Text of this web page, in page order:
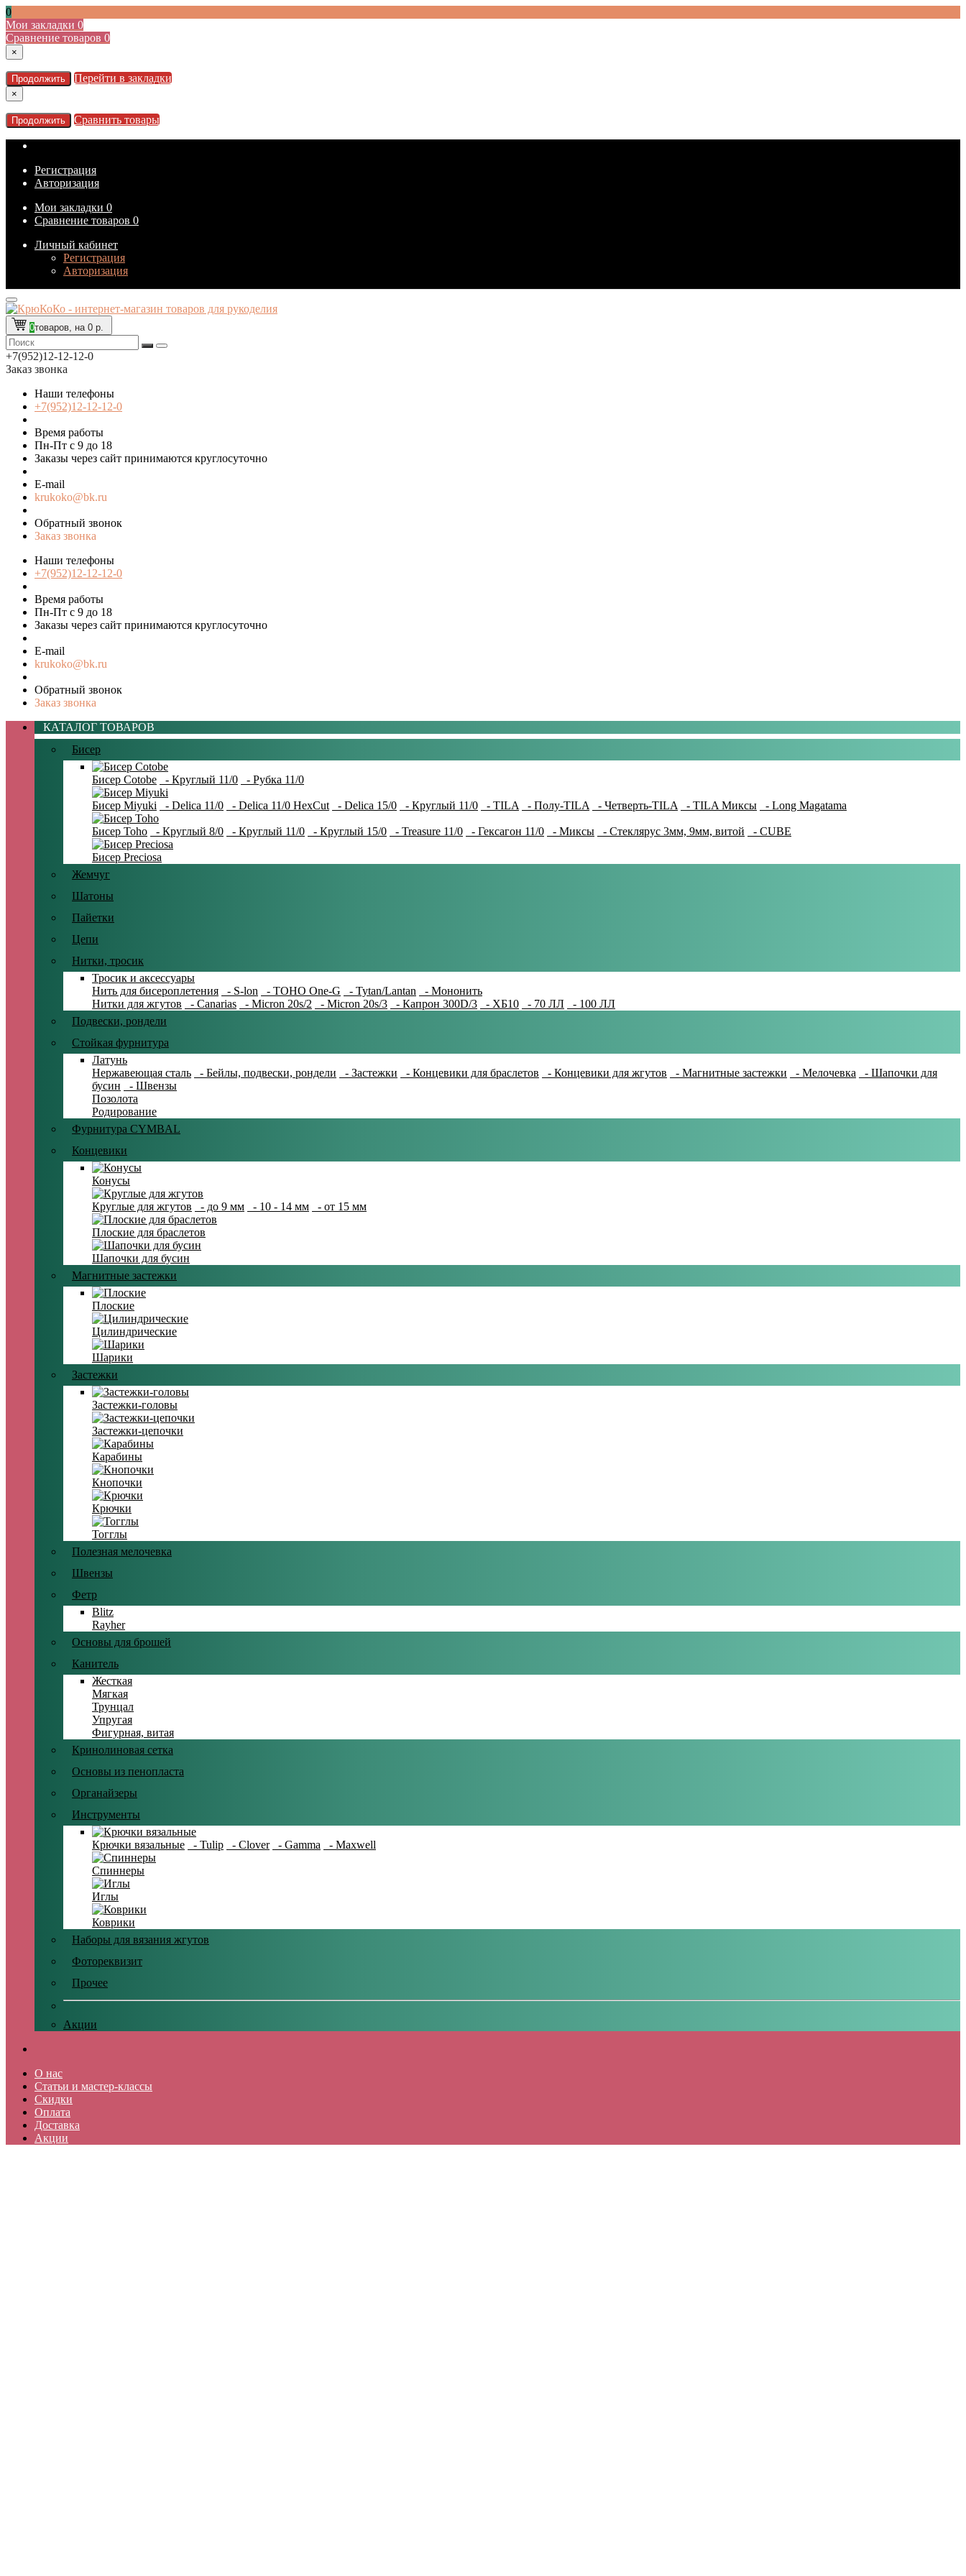
0
Мои закладки 0
Сравнение товаров 0
×
Продолжить Перейти в закладки
×
Продолжить Сравнить товары
Регистрация
Авторизация
Мои закладки 0
Сравнение товаров 0
Личный кабинет
Регистрация
Авторизация
0товаров, на 0 р.
+7(952)12-12-12-0
Заказ звонка
Наши телефоны
+7(952)12-12-12-0
Время работы
Пн-Пт с 9 до 18
Заказы через сайт принимаются круглосуточно
E-mail
krukoko@bk.ru
Обратный звонок
Заказ звонка
Наши телефоны
+7(952)12-12-12-0
Время работы
Пн-Пт с 9 до 18
Заказы через сайт принимаются круглосуточно
E-mail
krukoko@bk.ru
Обратный звонок
Заказ звонка
КАТАЛОГ ТОВАРОВ
Бисер
Бисер Cotobe - Круглый 11/0 - Рубка 11/0
Бисер Miyuki - Delica 11/0 - Delica 11/0 HexCut - Delica 15/0 - Круглый 11/0 - TILA - Полу-TILA - Четверть-TILA - TILA Миксы - Long Magatama
Бисер Toho - Круглый 8/0 - Круглый 11/0 - Круглый 15/0 - Treasure 11/0 - Гексагон 11/0 - Миксы - Стеклярус 3мм, 9мм, витой - CUBE
Бисер Preciosa
Жемчуг
Шатоны
Пайетки
Цепи
Нитки, тросик
Тросик и аксессуары
Нить для бисероплетения
- S-lon - TOHO One-G - Tytan/Lantan
- Мононить
Нитки для жгутов
- Canarias - Micron 20s/2 - Micron 20s/3 - Капрон 300D/3 - ХБ10 - 70 ЛЛ
- 100 ЛЛ
Подвески, рондели
Стойкая фурнитура
Латунь
Нержавеющая сталь
- Бейлы, подвески, рондели - Застежки - Концевики для браслетов - Концевики для жгутов - Магнитные застежки - Мелочевка
- Шапочки для
бусин
- Швензы
Позолота
Родирование
Фурнитура CYMBAL
Концевики
Конусы
Круглые для жгутов - до 9 мм - 10 - 14 мм - от 15 мм
Плоские для браслетов
Шапочки для бусин
Магнитные застежки
Плоские
Цилиндрические
Шарики
Застежки
Застежки-головы
Застежки-цепочки
Карабины
Кнопочки
Крючки
Тогглы
Полезная мелочевка
Швензы
Фетр
Blitz
Rayher
Основы для брошей
Канитель
Жесткая
Мягкая
Трунцал
Упругая
Фигурная, витая
Кринолиновая сетка
Основы из пенопласта
Органайзеры
Инструменты
Крючки вязальные - Tulip - Clover - Gamma - Maxwell
Спиннеры
Иглы
Коврики
Наборы для вязания жгутов
Фотореквизит
Прочее
Акции
О нас
Статьи и мастер-классы
Скидки
Оплата
Доставка
Акции